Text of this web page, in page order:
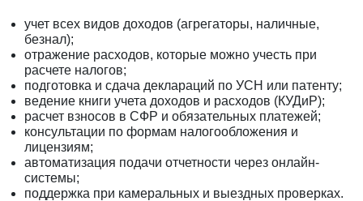
учет всех видов доходов (агрегаторы, наличные,
безнал);
отражение расходов, которые можно учесть при
расчете налогов;
подготовка и сдача деклараций по УСН или патенту;
ведение книги учета доходов и расходов (КУДиР);
расчет взносов в СФР и обязательных платежей;
консультации по формам налогообложения и
лицензиям;
автоматизация подачи отчетности через онлайн-
системы;
поддержка при камеральных и выездных проверках.